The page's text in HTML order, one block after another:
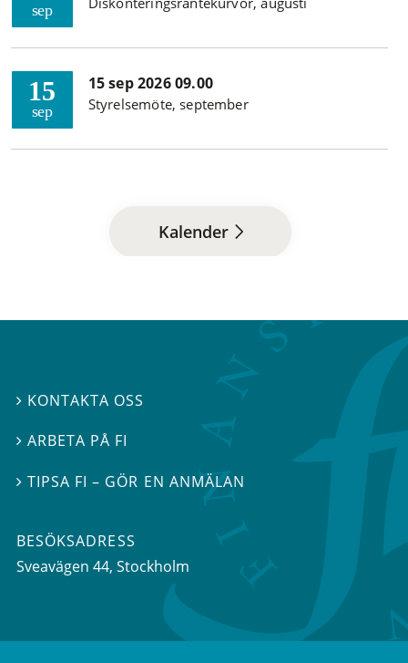
sep
15
sep
15 sep 2026 09.00
Styrelsemöte, september
Kalender
 KONTAKTA OSS
ARBETA PÅ FI
TIPSA FI – GÖR EN ANMÄLAN
BESÖKSADRESS
Sveavägen 44, Stockholm